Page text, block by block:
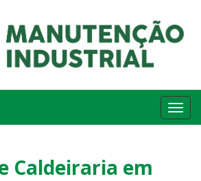
Caldeiraria em